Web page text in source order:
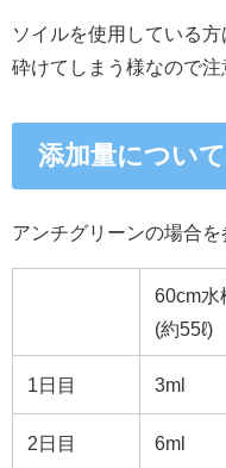
ソイルを使用している
砕けてしまう様なので注
添加量について
アンチグリーンの場合を
60cm水
(約55ℓ)
1日目 3ml
2日目 6ml